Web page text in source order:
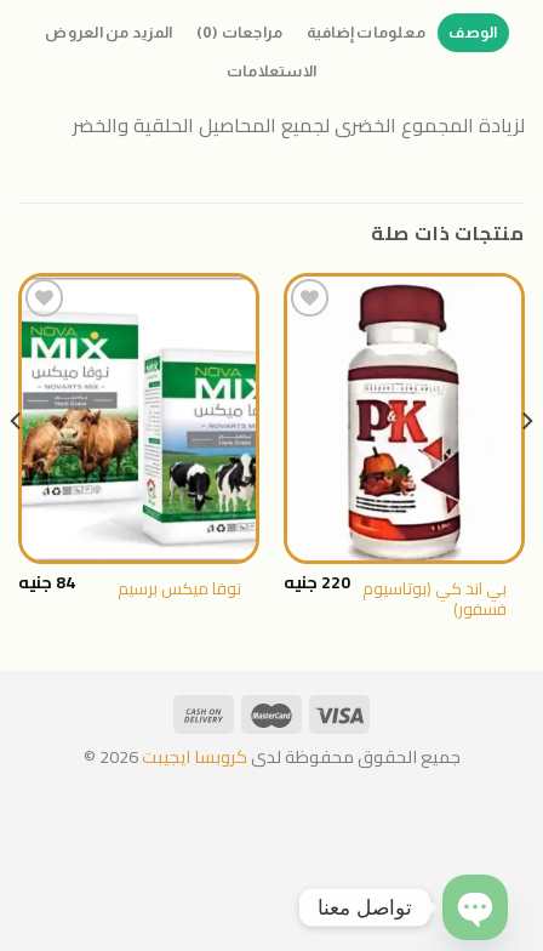
الوصف معلومات إضافية مراجعات (0) المزيد من العروض
الاستعلامات
لزيادة المجموع الخضرى لجميع المحاصيل الحلقية والخضر
منتجات ذات صلة
بي اند كي (بوتاسيوم
فسفور)
220جنيه
اضافة
الى
المنتجات
المفضلة
نوفا ميكس برسيم 84جنيه
جميع الحقوق محفوظة لدىكروبسا ايجيبت2026 ©
تواصل معنا